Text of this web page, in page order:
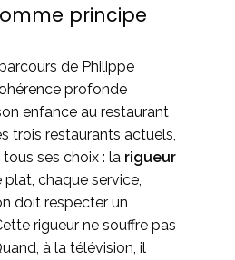
principe
de Philippe
profonde
enfance au restaurant
trois restaurants actuels,
ses choix : la rigueur
plat, chaque service,
doit respecter un
rigueur ne souffre pas
à la télévision, il